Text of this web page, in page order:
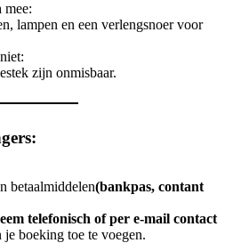
mee:
lampen en een verlengsnoer voor
niet:
zijn onmisbaar.
betaalmiddelen(bankpas, contant
telefonisch of per e-mail contact
je boeking toe te voegen.